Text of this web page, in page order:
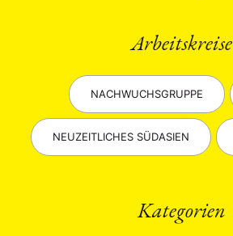
Arbeitskreise
NACHWUCHSGRUPPE
NEUZEITLICHES SÜDASIEN
Kategorien